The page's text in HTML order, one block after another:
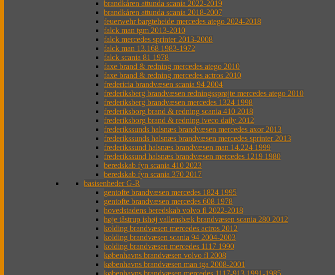
brandkåren attunda scania 2022-2019
brandkåren attunda scania 2018-2007
feuerwehr bargteheide mercedes atego 2024-2018
falck man tgm 2013-2010
falck mercedes sprinter 2013-2008
falck man 13.168 1983-1972
falck scania 81 1978
faxe brand & redning mercedes atego 2010
faxe brand & redning mercedes actros 2010
fredericia brandvæsen scania 94 2004
frederiksberg brandvæsen redningssprøjte mercedes atego 2010
frederiksberg brandvæsen mercedes 1324 1998
frederiksborg brand & redning scania 410 2018
frederiksborg brand & redning iveco daily 2012
frederikssunds halsnæs brandvæsen mercedes axor 2013
frederikssunds halsnæs brandvæsen mercedes sprinter 2013
frederikssund halsnæs brandvæsen man 14.224 1999
frederikssund halsnæs brandvæsen mercedes 1219 1980
beredskab fyn scania 410 2023
beredskab fyn scania 370 2017
basisenheder G-R
gentofte brandvæsen mercedes 1824 1995
gentofte brandvæsen mercedes 608 1978
hovedstadens beredskab volvo fl 2022-2018
høje tåstrup ishøj vallensbæk brandvæsen scania 280 2012
kolding brandvæsen mercedes actros 2012
kolding brandvæsen scania 94 2004-2003
kolding brandvæsen mercedes 1117 1990
københavns brandvæsen volvo fl 2008
københavns brandvæsen man tga 2008-2001
københavns brandvæsen mercedes 1117-913 1991-1985